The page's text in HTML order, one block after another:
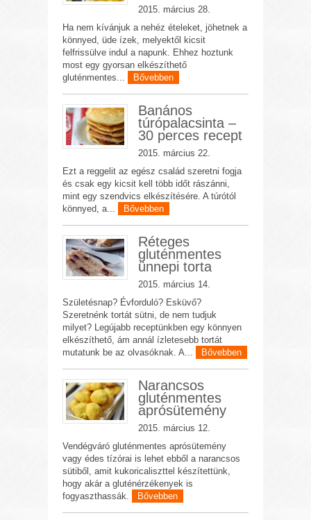
2015. március 28.
Ha nem kívánjuk a nehéz ételeket, jöhetnek a
könnyed, üde ízek, melyektől kicsit
felfrissülve indul a napunk. Ehhez hoztunk
most egy gyorsan elkészíthető
gluténmentes...
Bővebben
Banános
túrópalacsinta –
30 perces recept
2015. március 22.
Ezt a reggelit az egész család szeretni fogja
és csak egy kicsit kell több időt rászánni,
mint egy szendvics elkészítésére. A túrótól
könnyed, a...
Bővebben
Réteges
gluténmentes
ünnepi torta
2015. március 14.
Születésnap? Évforduló? Esküvő?
Szeretnénk tortát sütni, de nem tudjuk
milyet? Legújabb receptünkben egy könnyen
elkészíthető, ám annál ízletesebb tortát
mutatunk be az olvasóknak. A...
Bővebben
Narancsos
gluténmentes
aprósütemény
2015. március 12.
Vendégváró gluténmentes aprósütemény
vagy édes tízórai is lehet ebből a narancsos
sütiből, amit kukoricaliszttel készítettünk,
hogy akár a gluténérzékenyek is
fogyaszthassák.
Bővebben